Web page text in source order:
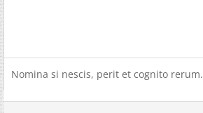
Nomina si nescis, perit et cognito rerum.